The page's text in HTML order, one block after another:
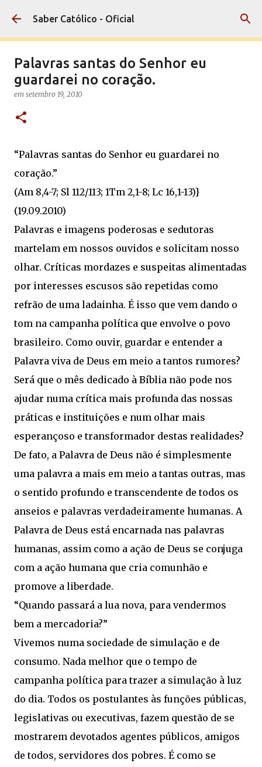
Pular para o conteúdo principal
Saber Católico - Oficial
Palavras santas do Senhor eu
guardarei no coração.
em setembro 19, 2010
“Palavras santas do Senhor eu guardarei no
coração.”
(Am 8,4-7; Sl 112/113; 1Tm 2,1-8; Lc 16,1-13)}
(19.09.2010)
Palavras e imagens poderosas e sedutoras
martelam em nossos ouvidos e solicitam nosso
olhar. Críticas mordazes e suspeitas alimentadas
por interesses escusos são repetidas como
refrão de uma ladainha. É isso que vem dando o
tom na campanha política que envolve o povo
brasileiro. Como ouvir, guardar e entender a
Palavra viva de Deus em meio a tantos rumores?
Será que o mês dedicado à Bíblia não pode nos
ajudar numa crítica mais profunda das nossas
práticas e instituições e num olhar mais
esperançoso e transformador destas realidades?
De fato, a Palavra de Deus não é simplesmente
uma palavra a mais em meio a tantas outras, mas
o sentido profundo e transcendente de todos os
anseios e palavras verdadeiramente humanas. A
Palavra de Deus está encarnada nas palavras
humanas, assim como a ação de Deus se conjuga
com a ação humana que cria comunhão e
promove a liberdade.
“Quando passará a lua nova, para vendermos
bem a mercadoria?”
Vivemos numa sociedade de simulação e de
consumo. Nada melhor que o tempo de
campanha política para trazer a simulação à luz
do dia. Todos os postulantes às funções públicas,
legislativas ou executivas, fazem questão de se
mostrarem devotados agentes públicos, amigos
de todos, servidores dos pobres. É como se